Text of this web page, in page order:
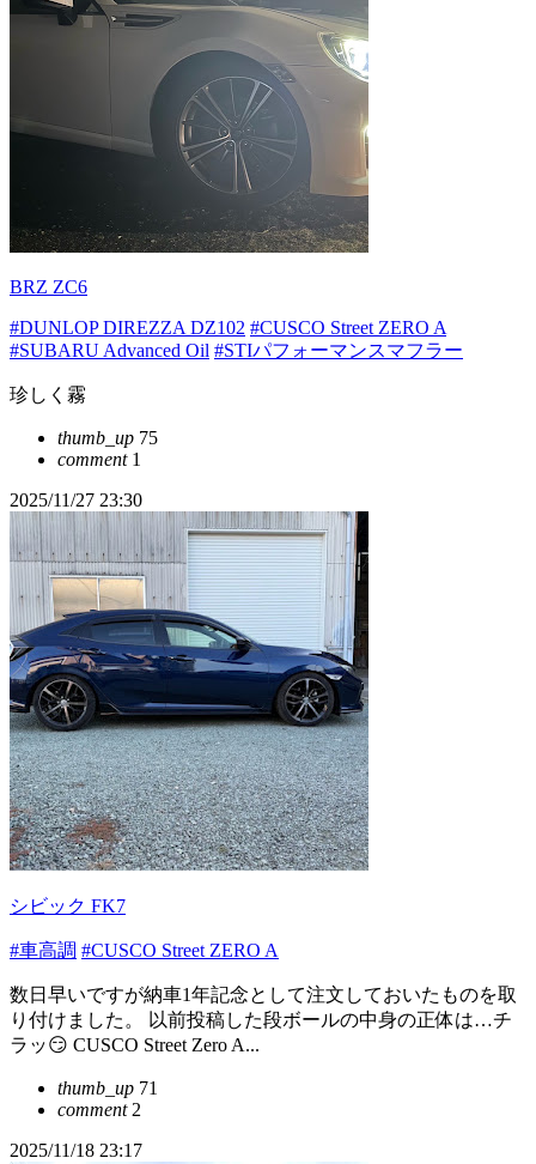
BRZ ZC6
#DUNLOP DIREZZA DZ102 #CUSCO Street ZERO A
#SUBARU Advanced Oil #STIパフォーマンスマフラー
珍しく霧
thumb_up 75
comment1
2025/11/27 23:30
シビック FK7
#車高調 #CUSCO Street ZERO A
数日早いですが納車1年記念として注文しておいたものを取
り付けました。 以前投稿した段ボールの中身の正体は…チ
ラッ😏 CUSCO Street Zero A...
thumb_up 71
comment2
2025/11/18 23:17